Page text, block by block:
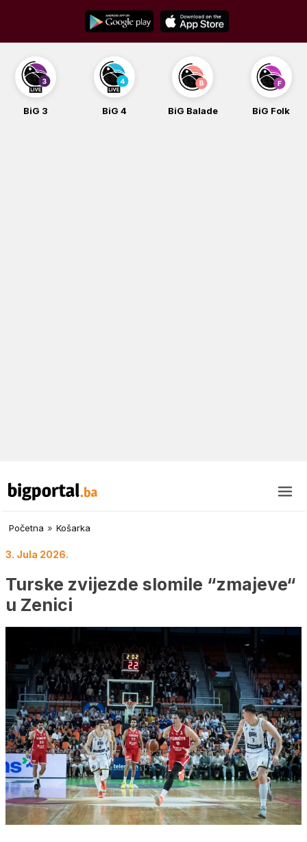
content
BiG 3 BiG 4 BiG Balade BiG Folk
Početna » Košarka
3. Jula 2026.
Turske zvijezde slomile “zmajeve“
u Zenici